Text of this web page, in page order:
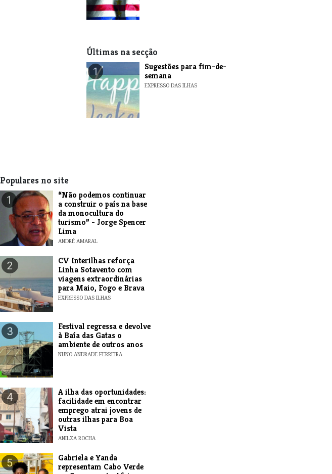
Últimas na secção
1
​Sugestões para fim-de-
semana
EXPRESSO DAS ILHAS
Populares no site
1
“Não podemos continuar
a construir o país na base
da monocultura do
turismo” - Jorge Spencer
Lima
ANDRÉ AMARAL
2
​CV Interilhas reforça
Linha Sotavento com
viagens extraordinárias
para Maio, Fogo e Brava
EXPRESSO DAS ILHAS
3
Festival regressa e devolve
à Baía das Gatas o
ambiente de outros anos
NUNO ANDRADE FERREIRA
4
A ilha das oportunidades:
facilidade em encontrar
emprego atrai jovens de
outras ilhas para Boa
Vista
ANILZA ROCHA
5
Gabriela e Yanda
representam Cabo Verde